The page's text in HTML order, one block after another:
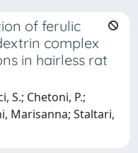
of ferulic
complex
in hairless rat
S.; Chetoni, P.;
Marisanna; Staltari,